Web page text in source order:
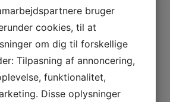
1
bruger
cookies, til at
om dig til forskellige
Tilpasning af annoncering,
funktionalitet,
Disse oplysninger